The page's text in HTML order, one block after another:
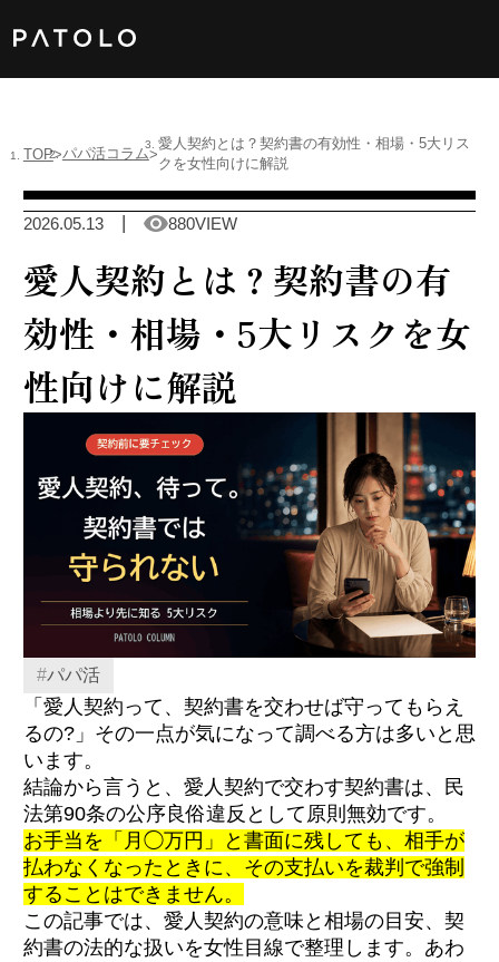
男性TOP
加盟店TOP
ABOUT US
TOP パパ活コラム
愛人契約とは？契約書の有効性・相場・5大リス
クを女性向けに解説
2026.05.13 880VIEW
愛人契約とは？契約書の有
効性・相場・5大リスクを女
性向けに解説
#パパ活
「愛人契約って、契約書を交わせば守ってもらえ
るの?」その一点が気になって調べる方は多いと思
います。
結論から言うと、愛人契約で交わす契約書は、民
法第90条の公序良俗違反として原則無効です。
お手当を「月◯万円」と書面に残しても、相手が
払わなくなったときに、その支払いを裁判で強制
することはできません。
この記事では、愛人契約の意味と相場の目安、契
約書の法的な扱いを女性目線で整理します。あわ